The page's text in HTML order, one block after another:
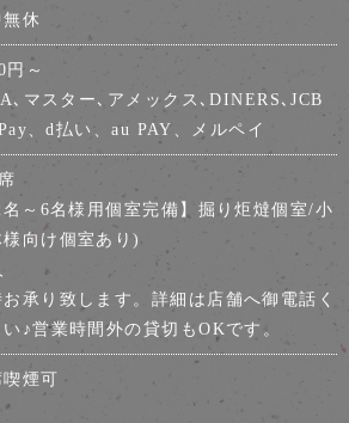
休
円～
､マスター､アメックス､DINERS､JCB
、d払い、au PAY、メルペイ
～6名様用個室完備】掘り炬燵個室/小
様向け個室あり)
お承り致します。詳細は店舗へ御電話く
♪営業時間外の貸切もOKです。
煙可